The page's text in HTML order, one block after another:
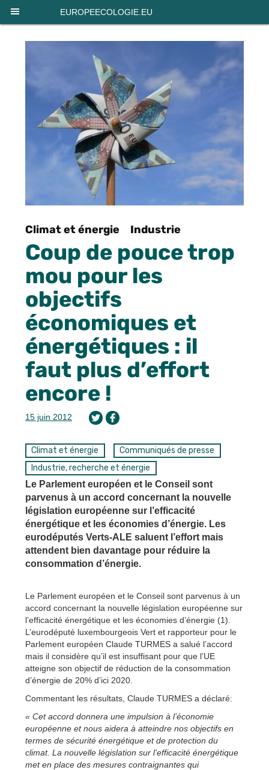
EUROPEECOLOGIE.EU
Climat et énergie Industrie
Coup de pouce trop
mou pour les
objectifs
économiques et
énergétiques : il
faut plus d’effort
encore !
15 juin 2012
Climat et énergie
Communiqués de presse
Industrie, recherche et énergie
Le Parlement européen et le Conseil sont
parvenus à un accord concernant la nouvelle
législation européenne sur l’efficacité
énergétique et les économies d’énergie. Les
eurodéputés Verts-ALE saluent l’effort mais
attendent bien davantage pour réduire la
consommation d’énergie.
Le Parlement européen et le Conseil sont parvenus à un
accord concernant la nouvelle législation européenne sur
l’efficacité énergétique et les économies d’énergie (1).
L’eurodéputé luxembourgeois Vert et rapporteur pour le
Parlement européen Claude TURMES a salué l’accord
mais il considère qu’il est insuffisant pour que l’UE
atteigne son objectif de réduction de la consommation
d’énergie de 20% d’ici 2020.
Commentant les résultats, Claude TURMES a déclaré:
« Cet accord donnera une impulsion à l’économie
européenne et nous aidera à atteindre nos objectifs en
termes de sécurité énergétique et de protection du
climat. La nouvelle législation sur l’efficacité énergétique
met en place des mesures contraignantes qui